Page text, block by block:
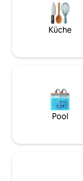
Garage für 4 Autos
haustierfreundliche
sich in einem
wurde, um Familie
Surfspot
Küche
Pool